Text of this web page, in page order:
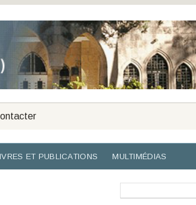
ET PUBLICATIONS MULTIMÉDIAS